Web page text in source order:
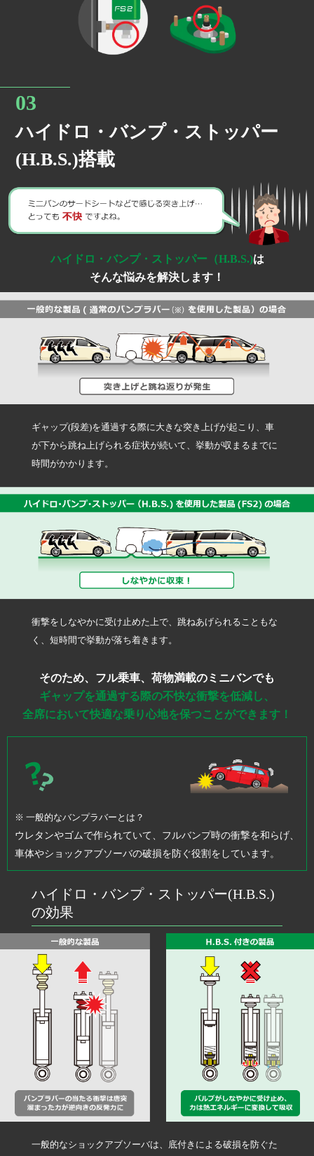
安心の保証制度
ハイドロ・バンプ・ストッパー
(H.B.S.)搭載
ハイドロ・バンプ・ストッパー（H.B.S.)は
そんな悩みを解決します！
ギャップ(段差)を通過する際に大きな突き上げが起こり、車
が下から跳ね上げられる症状が続いて、挙動が収まるまでに
時間がかかります。
衝撃をしなやかに受け止めた上で、跳ねあげられることもな
く、短時間で挙動が落ち着きます。
そのため、フル乗車、荷物満載のミニバンでも
ギャップを通過する際の不快な衝撃を低減し、
全席において快適な乗り心地を保つことができます！
※ 一般的なバンプラバーとは？
ウレタンやゴムで作られていて、フルバンプ時の衝撃を和らげ、
車体やショックアブソーバの破損を防ぐ役割をしています。
ハイドロ・バンプ・ストッパー(H.B.S.)
の効果
一般的なショックアブソーバは、底付きによる破損を防ぐた